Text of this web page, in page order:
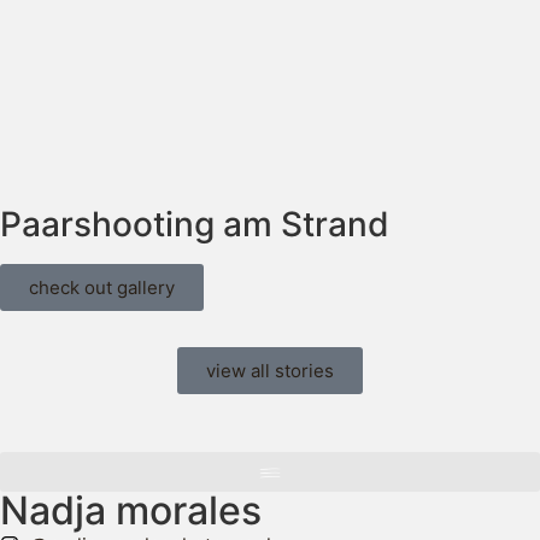
Paarshooting am Strand
check out gallery
view all stories
Nadja morales